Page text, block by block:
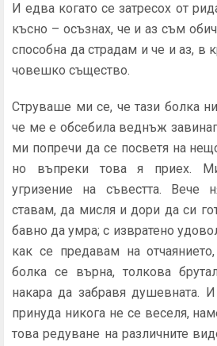
И едва когато се затресох от
късно – осъзнах, че и аз съм
способна да страдам и че и аз, в
човешко същество.
Струваше ми се, че тази болка
че ме е обсебила веднъж
ми попречи да се посветя на
но въпреки това я приех.
угризение на съвестта.
ставам, да мисля и дори да си
бавно да умра; с извратено
как се предавам на
болка се върна, толкова
накара да забравя душевната.
принуда никога не се веселя,
това редуване на различните